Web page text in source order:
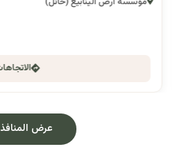
الاتجاهات
عرض المنافذ